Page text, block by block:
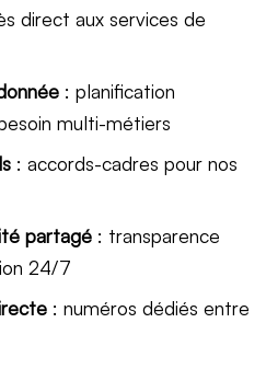
direct aux services de
: planification
multi-métiers
: accords-cadres pour nos
partagé : transparence
24/7
: numéros dédiés entre